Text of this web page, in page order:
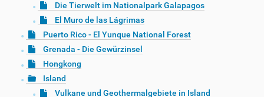
Die Tierwelt im Nationalpark Galapagos
El Muro de las Lágrimas
Puerto Rico - El Yunque National Forest
Grenada - Die Gewürzinsel
Hongkong
Island
Vulkane und Geothermalgebiete in Island